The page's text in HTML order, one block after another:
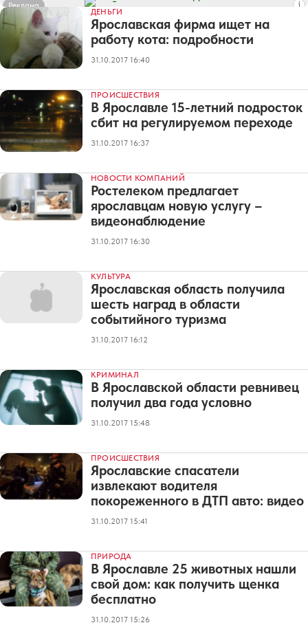
Реклама
ДЕНЬГИ
Ярославская фирма ищет на
работу кота: подробности
31.10.2017 16:40
ПРОИСШЕСТВИЯ
В Ярославле 15-летний подросток
сбит на регулируемом переходе
31.10.2017 16:37
НОВОСТИ КОМПАНИЙ
Ростелеком предлагает
ярославцам новую услугу –
видеонаблюдение
31.10.2017 16:30
КУЛЬТУРА
Ярославская область получила
шесть наград в области
событийного туризма
31.10.2017 16:12
КРИМИНАЛ
В Ярославской области ревнивец
получил два года условно
31.10.2017 15:48
ПРОИСШЕСТВИЯ
Ярославские спасатели
извлекают водителя
покореженного в ДТП авто: видео
31.10.2017 15:41
ПРИРОДА
В Ярославле 25 животных нашли
свой дом: как получить щенка
бесплатно
31.10.2017 15:26